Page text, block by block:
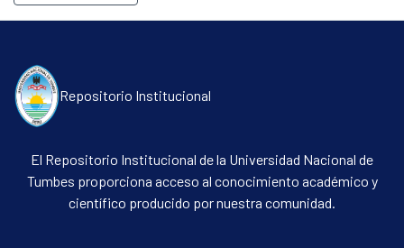
Repositorio Institucional
El Repositorio Institucional de la Universidad Nacional de
Tumbes proporciona acceso al conocimiento académico y
científico producido por nuestra comunidad.